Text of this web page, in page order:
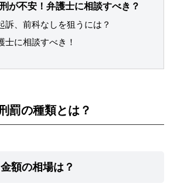
が不安！弁護士に相談すべき？
訴、前科なしを狙うには？
士に相談すべき！
罰の種類とは？
額の相場は？